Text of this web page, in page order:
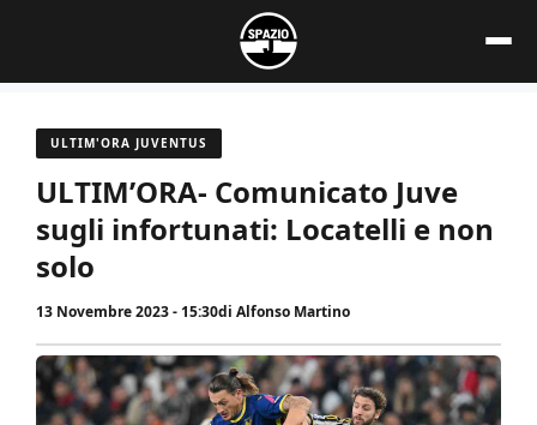
contenuto
ULTIM'ORA JUVENTUS
ULTIM’ORA- Comunicato Juve
sugli infortunati: Locatelli e non
solo
13 Novembre 2023 - 15:30di Alfonso Martino